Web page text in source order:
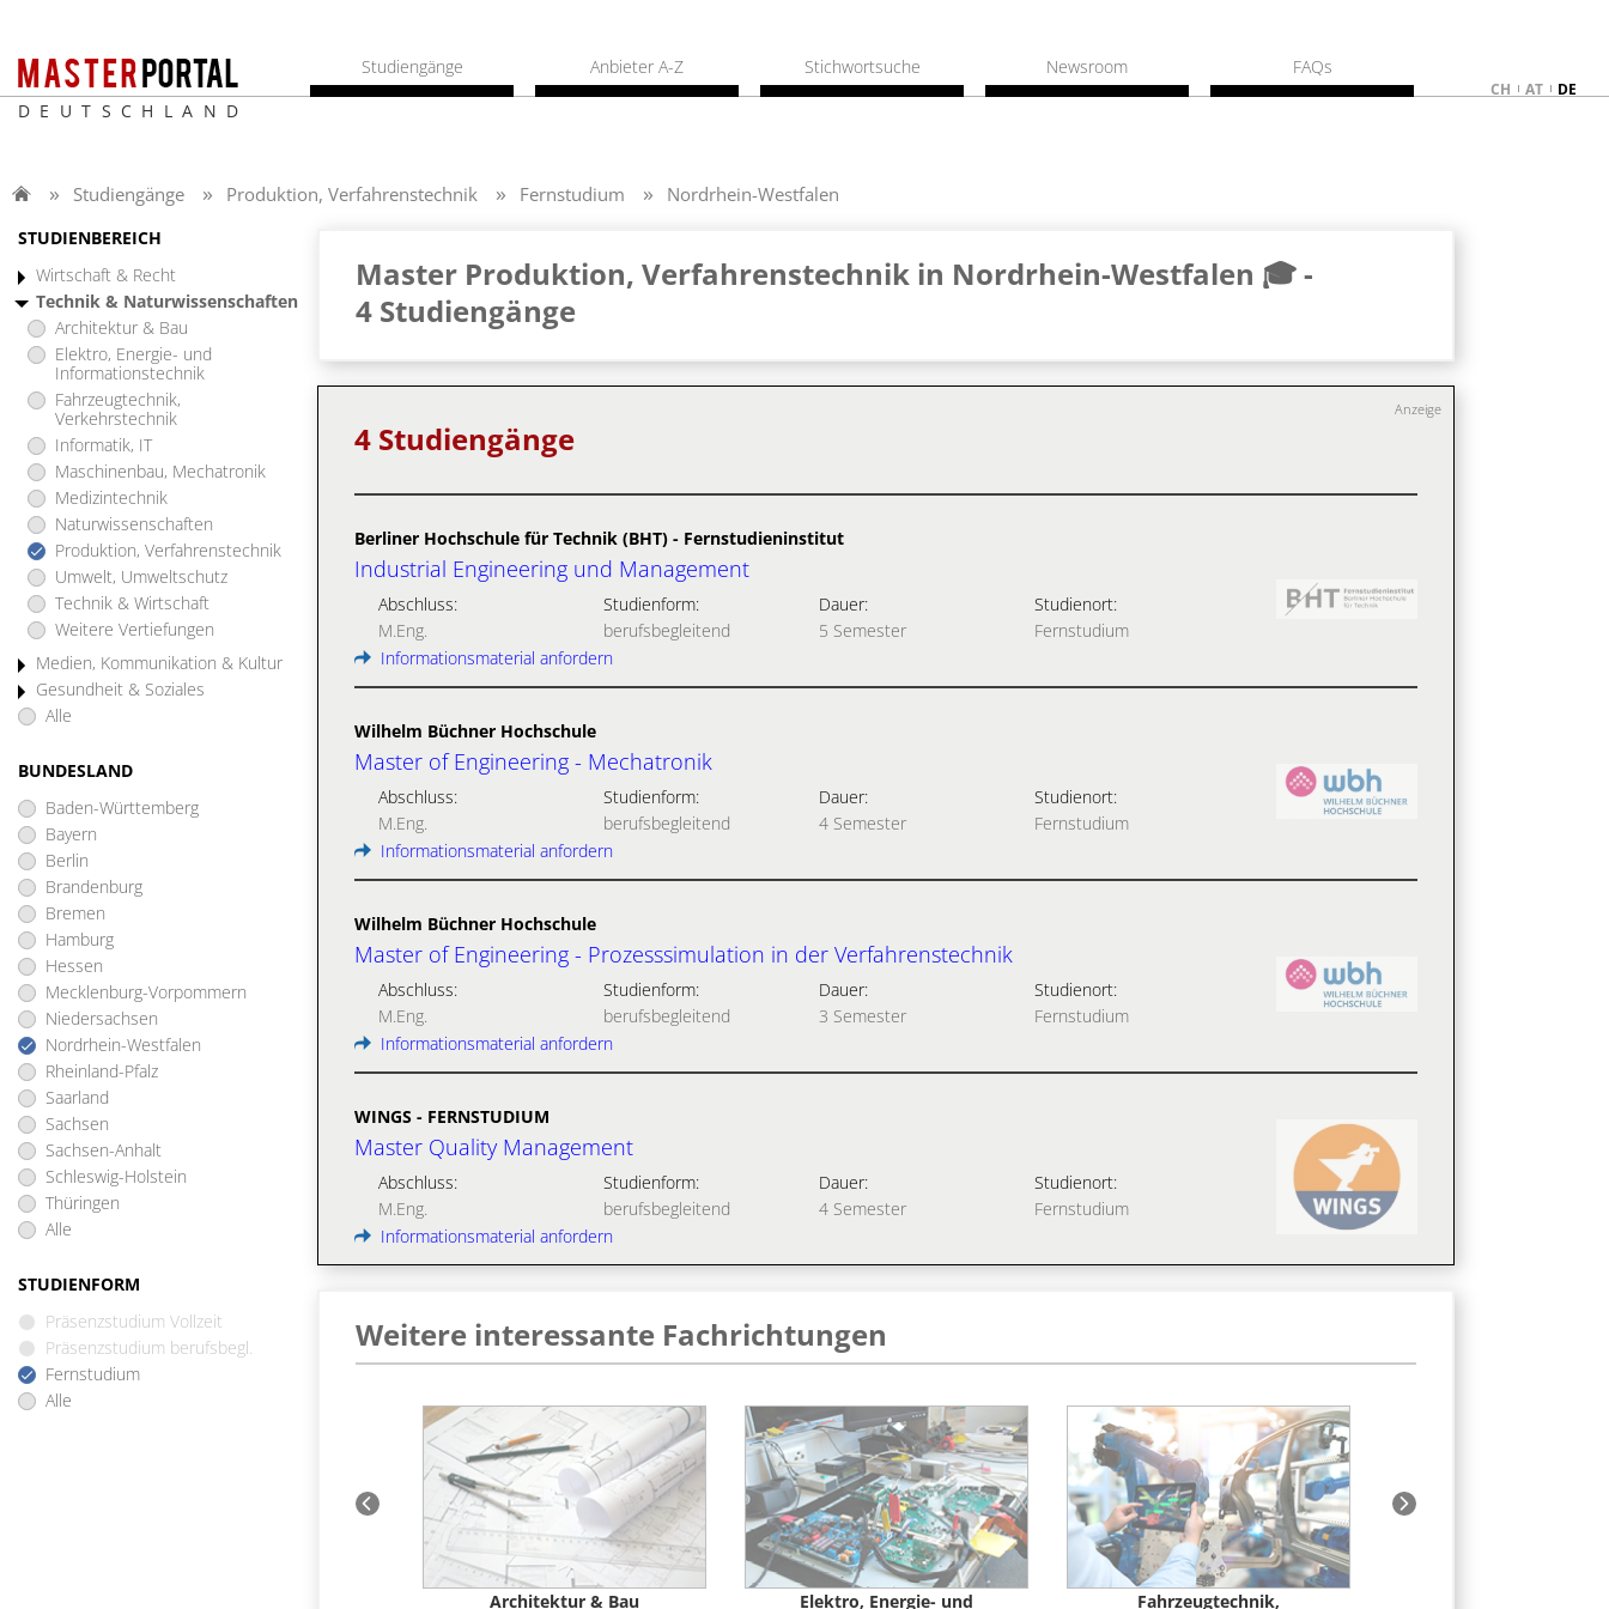
DEUTSCHLAND
CH AT DE
Studiengänge Produktion, Verfahrenstechnik Fernstudium Nordrhein-Westfalen
STUDIENBEREICH
Wirtschaft & Recht
Technik & Naturwissenschaften
Architektur & Bau
Elektro, Energie- und
Informationstechnik
Fahrzeugtechnik,
Verkehrstechnik
Informatik, IT
Maschinenbau, Mechatronik
Medizintechnik
Naturwissenschaften
Produktion, Verfahrenstechnik
Umwelt, Umweltschutz
Technik & Wirtschaft
Weitere Vertiefungen
Medien, Kommunikation & Kultur
Gesundheit & Soziales
Alle
BUNDESLAND
Baden-Württemberg
Bayern
Berlin
Brandenburg
Bremen
Hamburg
Hessen
Mecklenburg-Vorpommern
Niedersachsen
Nordrhein-Westfalen
Rheinland-Pfalz
Saarland
Sachsen
Sachsen-Anhalt
Schleswig-Holstein
Thüringen
Alle
STUDIENFORM
Präsenzstudium Vollzeit
Präsenzstudium berufsbegl.
Fernstudium
Alle
Master Produktion, Verfahrenstechnik in Nordrhein-Westfalen 🎓 -
4 Studiengänge
Anzeige
4 Studiengänge
Berliner Hochschule für Technik (BHT) - Fernstudieninstitut
Industrial Engineering und Management
Abschluss:
M.Eng.
Studienform:
berufsbegleitend
Dauer:
5 Semester
Studienort:
Fernstudium
Informationsmaterial anfordern
Wilhelm Büchner Hochschule
Master of Engineering - Mechatronik
Abschluss:
M.Eng.
Studienform:
berufsbegleitend
Dauer:
4 Semester
Studienort:
Fernstudium
Informationsmaterial anfordern
Wilhelm Büchner Hochschule
Master of Engineering - Prozesssimulation in der Verfahrenstechnik
Abschluss:
M.Eng.
Studienform:
berufsbegleitend
Dauer:
3 Semester
Studienort:
Fernstudium
Informationsmaterial anfordern
WINGS - FERNSTUDIUM
Master Quality Management
Abschluss:
M.Eng.
Studienform:
berufsbegleitend
Dauer:
4 Semester
Studienort:
Fernstudium
Informationsmaterial anfordern
Weitere interessante Fachrichtungen
Architektur & Bau
Elektro, Energie- und
Fahrzeugtechnik,
Studiengänge Anbieter A-Z Stichwortsuche Newsroom FAQs